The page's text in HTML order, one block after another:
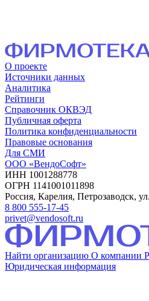
О проекте
Источники данных
Аналитика
Рейтинги
Справочник ОКВЭД
Публичная оферта
Политика конфиденциальности
Правовые основания
Для СМИ
ООО «ВендоСофт»
ИНН 1001288778
ОГРН 1141001011898
Россия, Карелия, Петрозаводск,
8 800 555-17-45
privet@vendosoft.ru
Найти организацию О компании
Юридическая информация